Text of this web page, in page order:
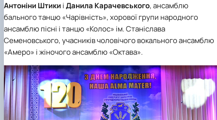
Антоніни Штики іДанила Карачевського, ансамблю
бального танцю «Чарівність», хорової групи народного
ансамблю пісні і танцю «Колос» ім. Станіслава
Семеновського, учасників чоловічого вокального ансамблю
«Амеро» і жіночого ансамблю «Октава».